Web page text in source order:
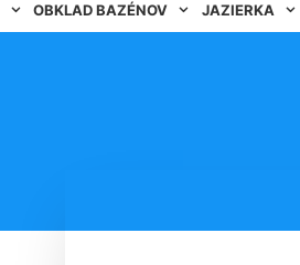
OBKLAD BAZÉNOV JAZIERKA